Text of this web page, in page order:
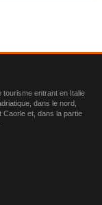
tourisme entrant en Italie
dans le nord,
Caorle et, dans la partie